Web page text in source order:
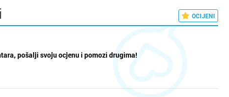
OCIJENI
pošalji svoju ocjenu i pomozi drugima!